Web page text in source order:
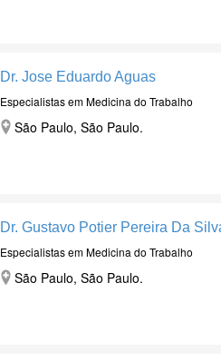
Dr. Jose Eduardo Aguas
Especialistas em Medicina do Trabalho
São Paulo, São Paulo.
Dr. Gustavo Potier Pereira Da
Especialistas em Medicina do Trabalho
São Paulo, São Paulo.